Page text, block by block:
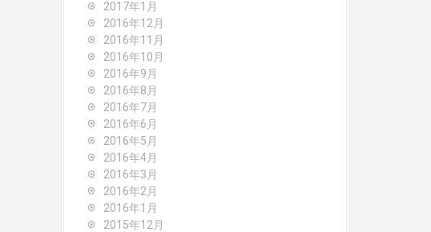
2017年1月
2016年12月
2016年11月
2016年10月
2016年9月
2016年8月
2016年7月
2016年6月
2016年5月
2016年4月
2016年3月
2016年2月
2016年1月
2015年12月